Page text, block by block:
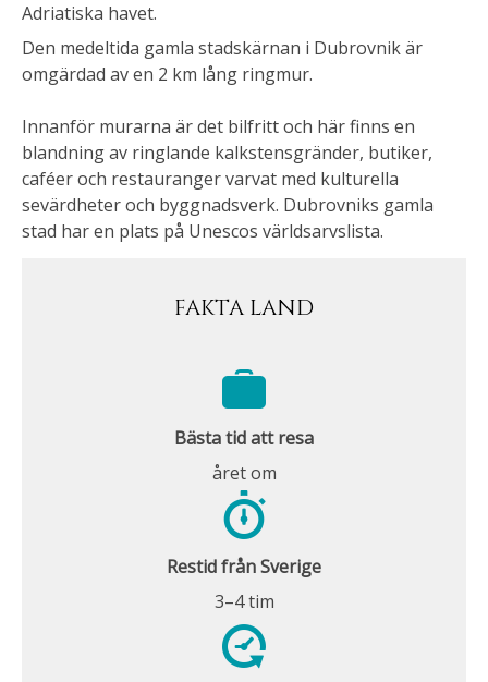
Adriatiska havet.
Den medeltida gamla stadskärnan i Dubrovnik är
omgärdad av en 2 km lång ringmur.
Innanför murarna är det bilfritt och här finns en
blandning av ringlande kalkstensgränder, butiker,
caféer och restauranger varvat med kulturella
sevärdheter och byggnadsverk. Dubrovniks gamla
stad har en plats på Unescos världsarvslista.
FAKTA LAND
Bästa tid att resa
året om
Restid från Sverige
3–4 tim